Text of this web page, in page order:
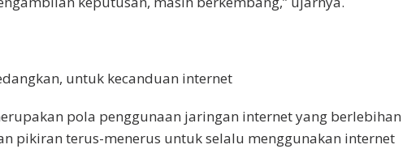
untuk kecanduan internet
pola penggunaan jaringan internet yang berlebihan
pikiran terus-menerus untuk selalu menggunakan internet